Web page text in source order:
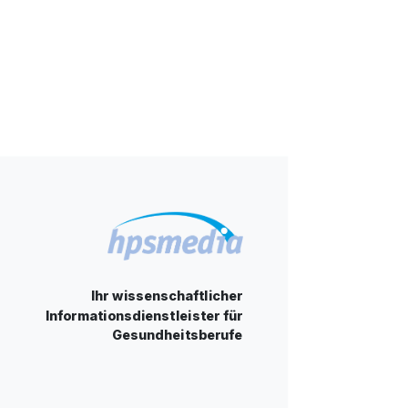
Ihr wissenschaftlicher
Informationsdienstleister für
Gesundheitsberufe